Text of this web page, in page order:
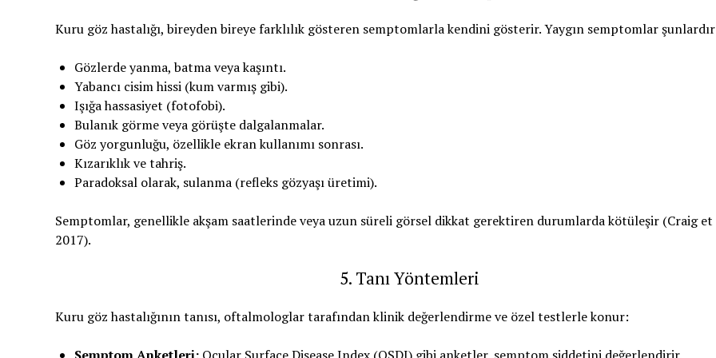
Kuru göz hastalığı, bireyden bireye farklılık gösteren semptomlarla kendini gösterir. Yaygın semptomlar
Gözlerde yanma, batma veya kaşıntı.
Yabancı cisim hissi (kum varmış gibi).
Işığa hassasiyet (fotofobi).
Bulanık görme veya görüşte dalgalanmalar.
Göz yorgunluğu, özellikle ekran kullanımı sonrası.
Kızarıklık ve tahriş.
Paradoksal olarak, sulanma (refleks gözyaşı üretimi).
Semptomlar, genellikle akşam saatlerinde veya uzun süreli görsel dikkat gerektiren durumlarda kötüleşir (Craig et
2017).
5. Tanı Yöntemleri
Kuru göz hastalığının tanısı, oftalmologlar tarafından klinik değerlendirme ve özel testlerle konur: